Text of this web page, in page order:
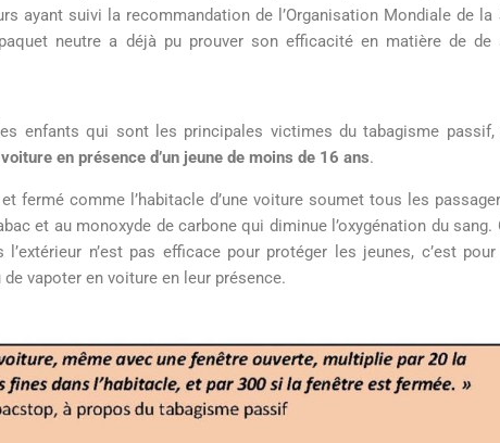
ayant suivi la recommandation de l’Organisation Mondiale de la
neutre a déjà pu prouver son efficacité en matière de de
enfants qui sont les principales victimes du tabagisme
en présence d’un jeune de moins de 16 ans.
fermé comme l’habitacle d’une voiture soumet tous les
et au monoxyde de carbone qui diminue l’oxygénation du sang.
n’est pas efficace pour protéger les jeunes, c’est
vapoter en voiture en leur présence.